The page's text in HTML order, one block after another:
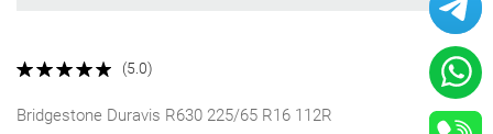
(5.0)
Bridgestone Duravis R630 225/65 R16 112R